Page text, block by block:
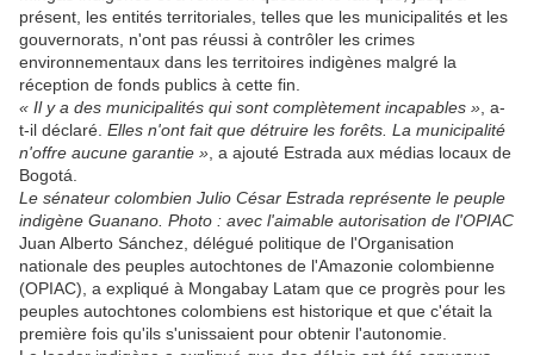
présent, les entités territoriales, telles que les municipalités et les
gouvernorats, n'ont pas réussi à contrôler les crimes
environnementaux dans les territoires indigènes malgré la
réception de fonds publics à cette fin.
« Il y a des municipalités qui sont complètement incapables » , a-
t-il déclaré. Elles n'ont fait que détruire les forêts. La municipalité
n'offre aucune garantie » , a ajouté Estrada aux médias locaux de
Bogotá.
Le sénateur colombien Julio César Estrada représente le peuple
indigène Guanano. Photo : avec l'aimable autorisation de l'OPIAC
Juan Alberto Sánchez, délégué politique de l'Organisation
nationale des peuples autochtones de l'Amazonie colombienne
(OPIAC), a expliqué à Mongabay Latam que ce progrès pour les
peuples autochtones colombiens est historique et que c'était la
première fois qu'ils s'unissaient pour obtenir l'autonomie.